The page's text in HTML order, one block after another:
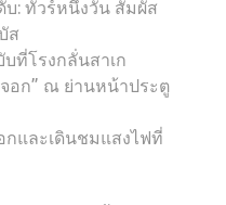
บ: ทัวร์หนึ่งวัน สัมผัส
ส
ที่โรงกลั่นสาเก
จอก” ณ ย่านหน้าประตู
กและเดินชมแสงไฟที่